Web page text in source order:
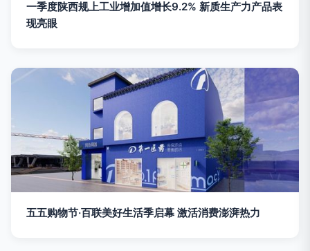
一季度陕西规上工业增加值增长9.2% 新质生产力产品表
现亮眼
五五购物节·百联美好生活季启幕 激活消费澎湃热力